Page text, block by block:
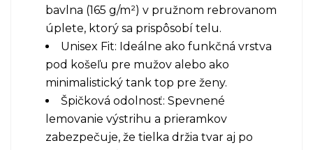
bavlna (165 g/m²) v pružnom rebrovanom
úplete, ktorý sa prispôsobí telu.
Unisex Fit: Ideálne ako funkčná vrstva
pod košeľu pre mužov alebo ako
minimalistický tank top pre ženy.
Špičková odolnosť: Spevnené
lemovanie výstrihu a prieramkov
zabezpečuje, že tielka držia tvar aj po